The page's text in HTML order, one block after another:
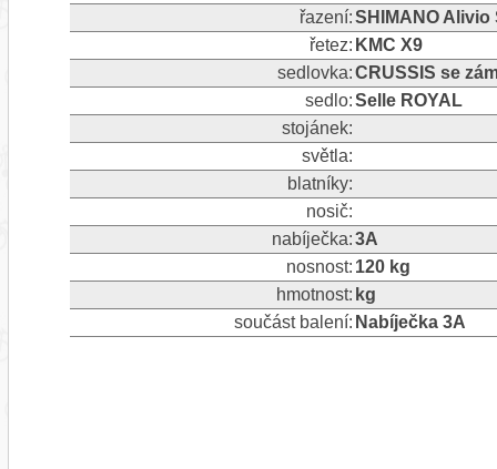
řazení:SHIMANO Alivio
řetez: KMC X9
sedlovka:CRUSSIS se
sedlo:Selle ROYAL
stojánek:
světla:
blatníky:
nosič:
nabíječka:3A
nosnost: 120 kg
hmotnost: kg
součást balení: Nabíječka 3A